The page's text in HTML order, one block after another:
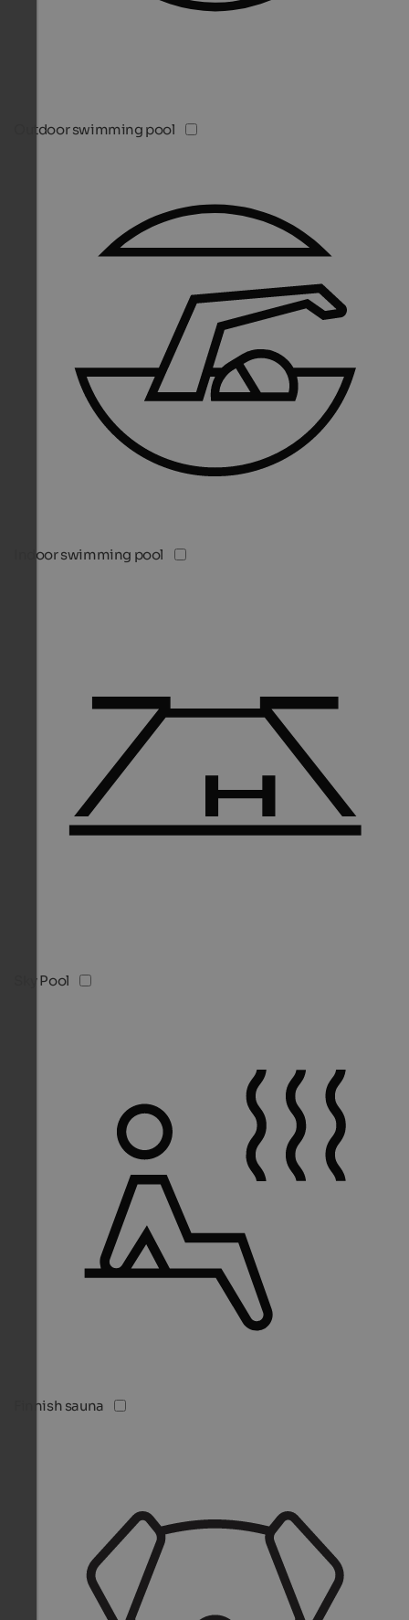
Outdoor swimming pool
Indoor swimming pool
Sky Pool
Finnish sauna